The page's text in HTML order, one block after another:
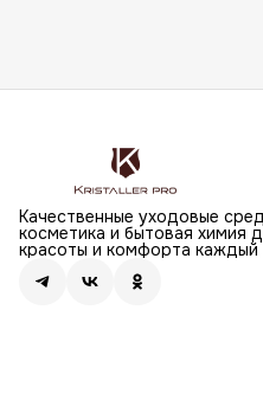
Качественные уходовые
косметика и бытовая химия
красоты и комфорта каждый